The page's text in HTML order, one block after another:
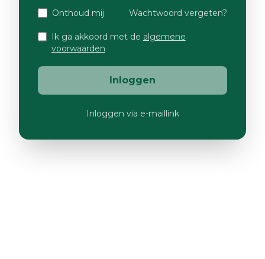
Onthoud mij Wachtwoord vergeten?
Ik ga akkoord met de algemene
voorwaarden
Inloggen
Inloggen via e-maillink